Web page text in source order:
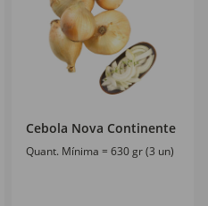
Cebola Nova Continente
Quant. Mínima = 630 gr (3 un)